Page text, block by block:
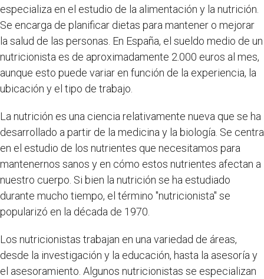
especializa en el estudio de la alimentación y la nutrición.
Se encarga de planificar dietas para mantener o mejorar
la salud de las personas. En España, el sueldo medio de un
nutricionista es de aproximadamente 2.000 euros al mes,
aunque esto puede variar en función de la experiencia, la
ubicación y el tipo de trabajo.
La nutrición es una ciencia relativamente nueva que se ha
desarrollado a partir de la medicina y la biología. Se centra
en el estudio de los nutrientes que necesitamos para
mantenernos sanos y en cómo estos nutrientes afectan a
nuestro cuerpo. Si bien la nutrición se ha estudiado
durante mucho tiempo, el término "nutricionista" se
popularizó en la década de 1970.
Los nutricionistas trabajan en una variedad de áreas,
desde la investigación y la educación, hasta la asesoría y
el asesoramiento. Algunos nutricionistas se especializan